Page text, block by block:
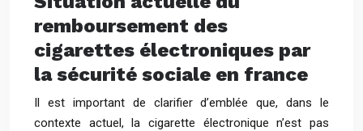
remboursement des
cigarettes électroniques par
la sécurité sociale en france
Il est important de clarifier d’emblée que, dans le
contexte actuel, la cigarette électronique n’est pas